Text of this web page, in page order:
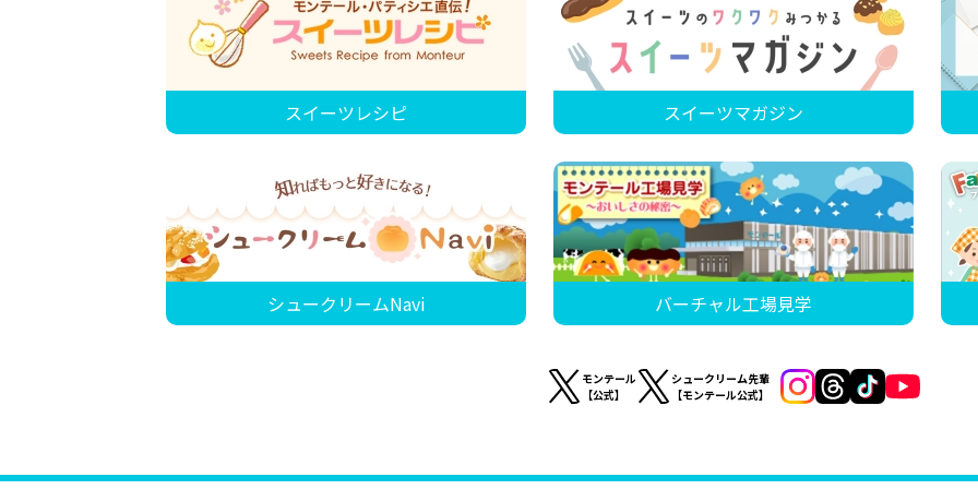
スイーツレシピ スイーツマガジン
シュークリームNavi バーチャル工場見学
モンテール
【公式】
シュークリーム先輩
【モンテール公式】